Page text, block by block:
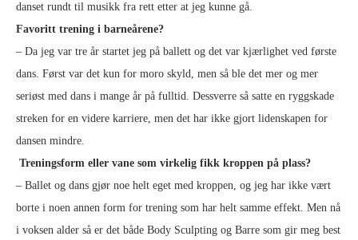
danset rundt til musikk fra rett etter at jeg kunne gå.
Favoritt trening i barneårene?
– Da jeg var tre år startet jeg på ballett og det var kjærlighet ved første
dans. Først var det kun for moro skyld, men så ble det mer og mer
seriøst med dans i mange år på fulltid. Dessverre så satte en ryggskade
streken for en videre karriere, men det har ikke gjort lidenskapen for
dansen mindre.
Treningsform eller vane som virkelig fikk kroppen på plass?
– Ballet og dans gjør noe helt eget med kroppen, og jeg har ikke vært
borte i noen annen form for trening som har helt samme effekt. Men nå
i voksen alder så er det både Body Sculpting og Barre som gir meg best